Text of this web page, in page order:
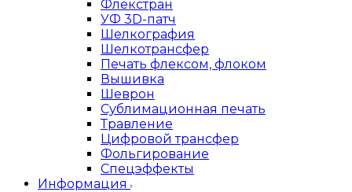
Флекстран
УФ 3D-патч
Шелкография
Шелкотрансфер
Печать флексом, флоком
Вышивка
Шеврон
Сублимационная печать
Травление
Цифровой трансфер
Фольгирование
Спецэффекты
Информация